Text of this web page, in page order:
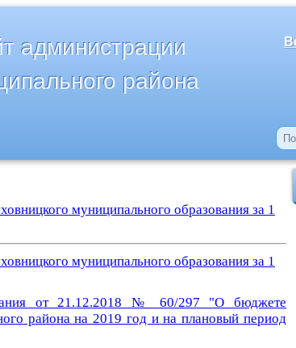
администрации
района
муниципального образования за 1
муниципального образования за 1
от 21.12.2018 № 60/297 "О бюджете
района на 2019 год и на плановый период